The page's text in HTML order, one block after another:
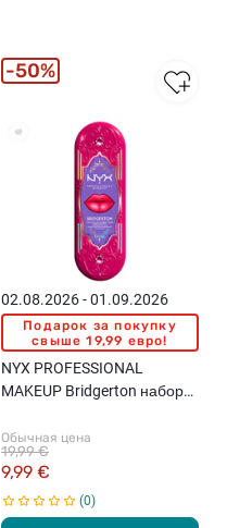
02.08.2026 - 01.09.2026
Подарок за покупку
свыше 19,99 евро!
NYX PROFESSIONAL
MAKEUP Bridgerton набор
Berry Of The Ball
Обычная цена
9,99 €
19,99 €
0
50%